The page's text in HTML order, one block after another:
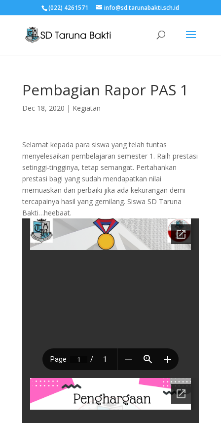
(022) 4261571 info@sd.tarunabakti.sch.id
Pembagian Rapor PAS 1
Dec 18, 2020 | Kegiatan
Selamat kepada para siswa yang telah tuntas
menyelesaikan pembelajaran semester 1. Raih prestasi
setinggi-tingginya, tetap semangat. Pertahankan
prestasi bagi yang sudah mendapatkan nilai
memuaskan dan perbaiki jika ada kekurangan demi
tercapainya hasil yang gemilang. Siswa SD Taruna
Bakti…heebaat.